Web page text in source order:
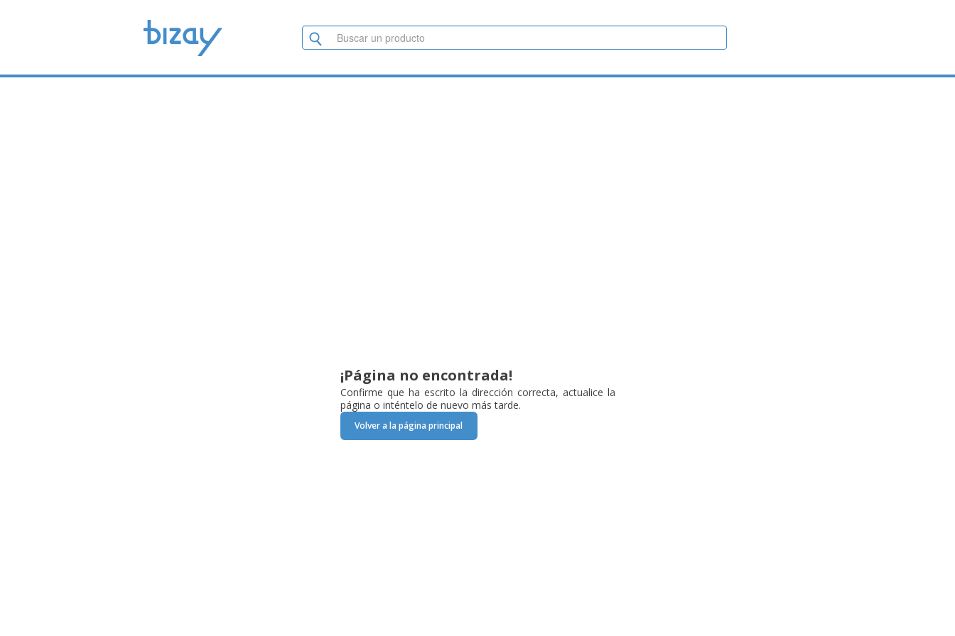
¡Página no encontrada!
Confirme que ha escrito la dirección correcta, actualice la
página o inténtelo de nuevo más tarde.